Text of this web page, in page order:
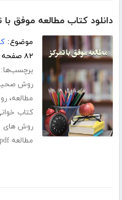
دانلود کتاب مطالعه موفق با
موضوع:
۸۲ صفحه
روش
مطالعه،
کتاب
روش های
مطالعه pdf